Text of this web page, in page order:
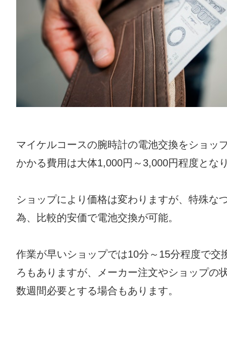
マイケルコースの腕時計の電池交換をショッ
かかる費用は大体1,000円～3,000円程度とな
ショップにより価格は変わりますが、特殊な
為、比較的安価で電池交換が可能。
作業が早いショップでは10分～15分程度で交
ろもありますが、メーカー注文やショップの
数週間必要とする場合もあります。